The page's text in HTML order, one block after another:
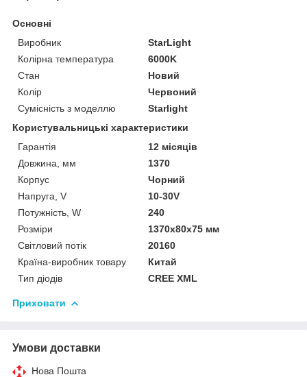
Основні
Виробник
StarLight
Колірна температура
6000K
Стан
Новий
Колір
Червоний
Сумісність з моделлю
Starlight
Користувальницькі характеристики
Гарантія
12 місяців
Довжина, мм
1370
Корпус
Чорний
Напруга, V
10-30V
Потужність, W
240
Розміри
1370x80x75 мм
Світловий потік
20160
Країна-виробник товару
Китай
Тип діодів
CREE XML
Приховати
Умови доставки
Нова Пошта